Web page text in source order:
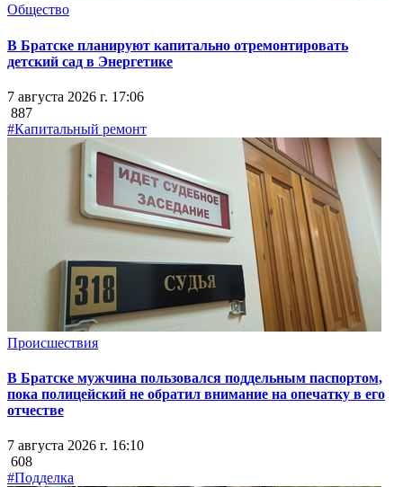
Общество
В Братске планируют капитально отремонтировать
детский сад в Энергетике
7 августа 2026 г. 17:06
887
#Капитальный ремонт
Происшествия
В Братске мужчина пользовался поддельным паспортом,
пока полицейский не обратил внимание на опечатку в его
отчестве
7 августа 2026 г. 16:10
608
#Подделка